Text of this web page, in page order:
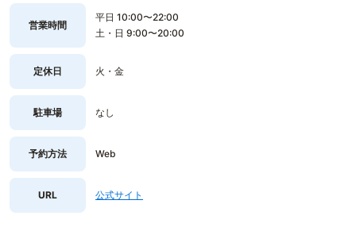
営業時間
平日 10:00〜22:00
土・日 9:00〜20:00
定休日 火・金
駐車場 なし
予約方法 Web
URL 公式サイト